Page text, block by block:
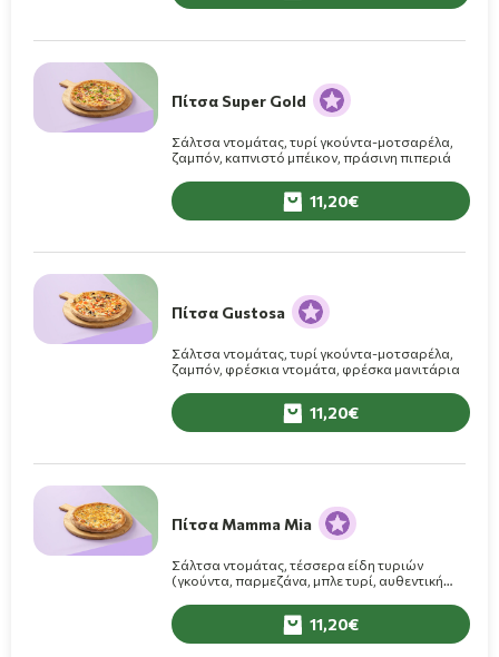
Πίτσα Super Gold
Σάλτσα ντομάτας, τυρί γκούντα-μοτσαρέλα,
ζαμπόν, καπνιστό μπέικον, πράσινη πιπεριά
11,20
Πίτσα Gustosa
Σάλτσα ντομάτας, τυρί γκούντα-μοτσαρέλα,
ζαμπόν, φρέσκια ντομάτα, φρέσκα μανιτάρια
11,20
Πίτσα Mamma Mia
Σάλτσα ντομάτας, τέσσερα είδη τυριών
(γκούντα, παρμεζάνα, μπλε τυρί, αυθεντική
11,20